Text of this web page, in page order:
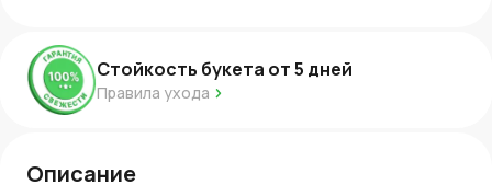
Стойкость букета от5 дней
Правила ухода
Описание